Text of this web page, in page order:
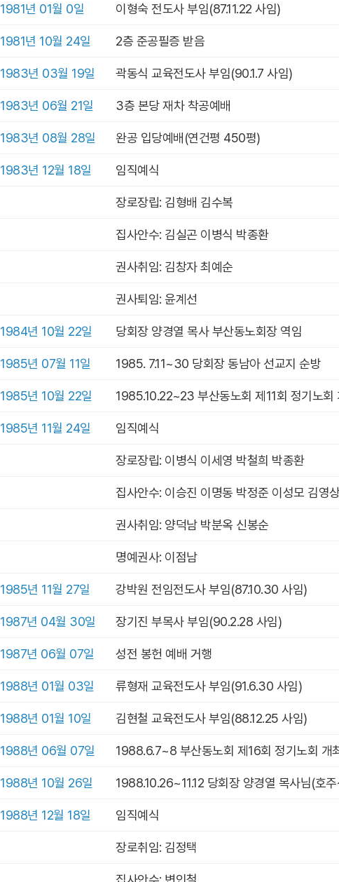
1981년 01월 0일 이형숙 전도사 부임(87.11.22 사임)
1981년 10월 24일 2층 준공필증 받음
1983년 03월 19일 곽동식 교육전도사 부임(90.1.7 사임)
1983년 06월 21일 3층 본당 재차 착공예배
1983년 08월 28일 완공 입당예배(연건평 450평)
1983년 12월 18일 임직예식
장로장립: 김형배 김수복
집사안수: 김실곤 이병식 박종환
권사취임: 김창자 최예순
권사퇴임: 윤계선
1984년 10월 22일 당회장 양경열 목사 부산동노회장 역임
1985년 07월 11일 1985. 7.11~30 당회장 동남아 선교지 순방
1985년 10월 22일 1985.10.22~23 부산동노회 제11회 정기노회
1985년 11월 24일 임직예식
장로장립: 이병식 이세영 박철희 박종환
집사안수: 이승진 이명동 박정준 이성모 김영
권사취임: 양덕남 박분옥 신봉순
명예권사: 이점남
1985년 11월 27일 강박원 전임전도사 부임(87.10.30 사임)
1987년 04월 30일 장기진 부목사 부임(90.2.28 사임)
1987년 06월 07일 성전 봉헌 예배 거행
1988년 01월 03일 류형재 교육전도사 부임(91.6.30 사임)
1988년 01월 10일 김현철 교육전도사 부임(88.12.25 사임)
1988년 06월 07일 1988.6.7~8 부산동노회 제16회 정기노회 개
1988년 10월 26일 1988.10.26~11.12 당회장 양경열 목사님(호
1988년 12월 18일 임직예식
장로취임: 김정택